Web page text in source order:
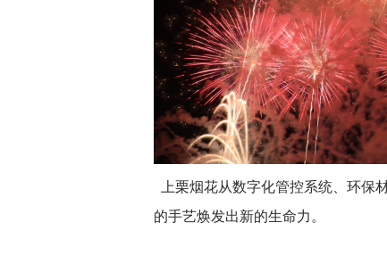
上栗烟花从数字化管控系统、环保
的手艺焕发出新的生命力。